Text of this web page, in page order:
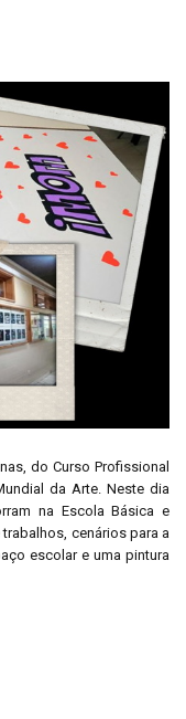
do Curso Profissional
da Arte. Neste dia
na Escola Básica e
cenários para a
escolar e uma pintura